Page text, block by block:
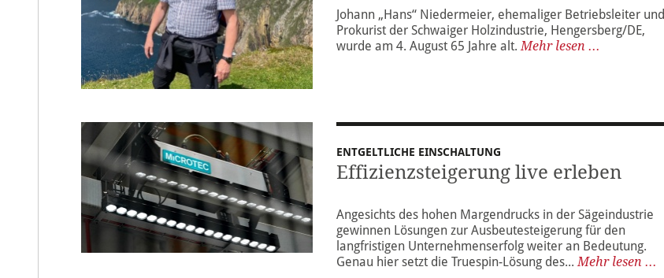
Johann „Hans“ Niedermeier, ehemaliger Betriebsleiter und
Prokurist der Schwaiger Holzindustrie, Hengersberg/DE,
wurde am 4. August 65 Jahre alt. Mehr lesen ...
ENTGELTLICHE EINSCHALTUNG
Effizienzsteigerung live erleben
Angesichts des hohen Margendrucks in der Sägeindustrie
gewinnen Lösungen zur Ausbeutesteigerung für den
langfristigen Unternehmenserfolg weiter an Bedeutung.
Genau hier setzt die Truespin-Lösung des...Mehr lesen ...